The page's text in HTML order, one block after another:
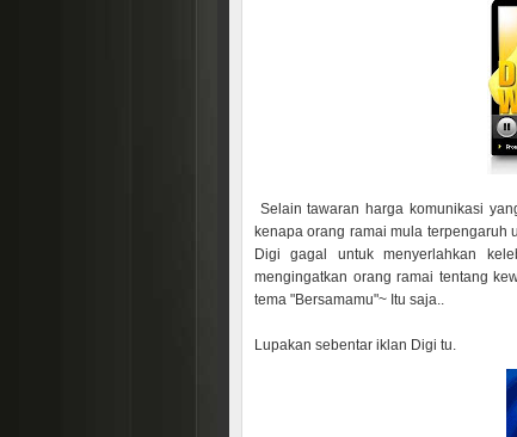
Selain tawaran harga komunikasi
kenapa orang ramai mula terpengaruh
Digi gagal untuk menyerlahkan
mengingatkan orang ramai tentang
tema "Bersamamu"~ Itu saja..
Lupakan sebentar iklan Digi tu.